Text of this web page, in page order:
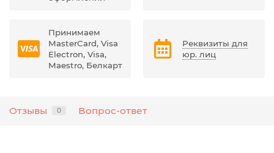
Принимаем
MasterCard, Visa
Electron, Visa,
Maestro, Белкарт
Реквизиты для
юр. лиц
Отзывы 0 Вопрос-ответ